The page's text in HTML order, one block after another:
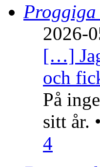
2026-
[…]
och
På
sitt år.
4